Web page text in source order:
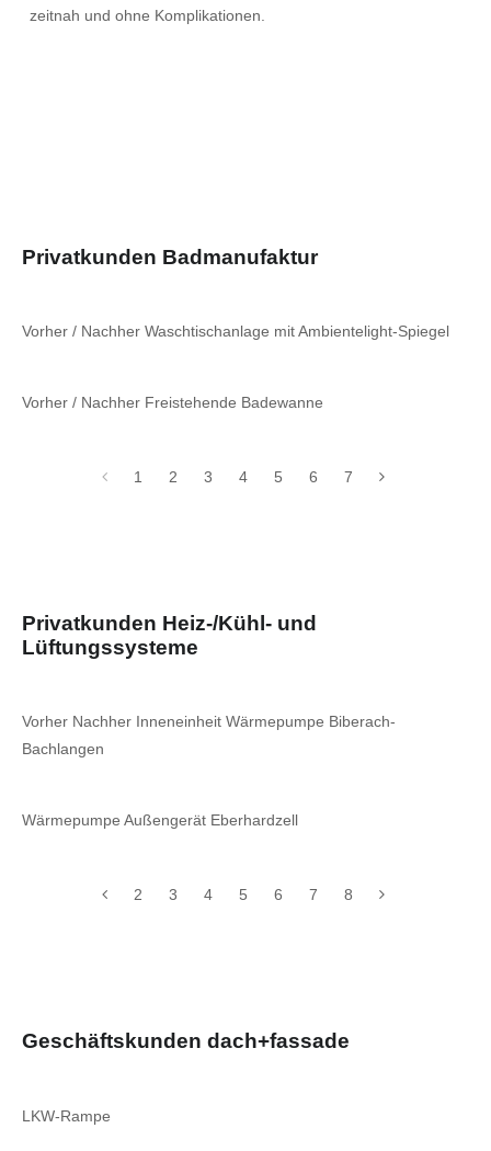
zeitnah und ohne Komplikationen.
Privatkunden Badmanufaktur
Vorher / Nachher Waschtischanlage mit Ambientelight-Spiegel
Vorher / Nachher Freistehende Badewanne
1 2 3 4 5 6 7
Privatkunden Heiz-/Kühl- und
Lüftungssysteme
Vorher Nachher Inneneinheit Wärmepumpe Biberach-
Bachlangen
Wärmepumpe Außengerät Eberhardzell
2 3 4 5 6 7 8
Geschäftskunden dach+fassade
LKW-Rampe